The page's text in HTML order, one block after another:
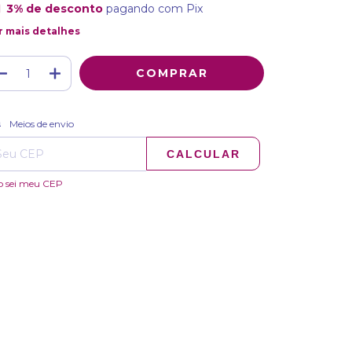
3% de descontopagando com Pix
mais detalhes
para o CEP:
Meios de envio
CALCULAR
sei meu CEP